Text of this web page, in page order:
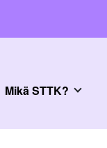
Mikä STTK?